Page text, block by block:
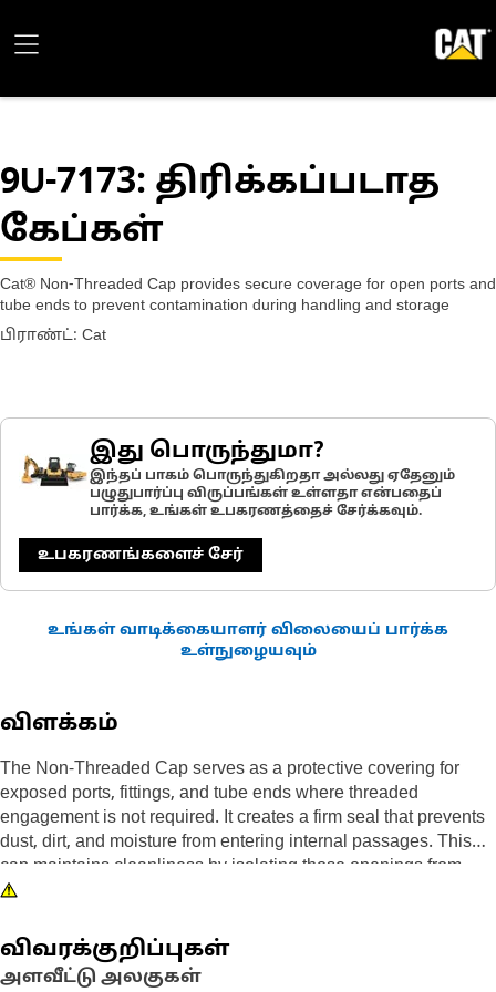
9U-7173: திரிக்கப்படாத
கேப்கள்
Cat® Non-Threaded Cap provides secure coverage for open ports and
tube ends to prevent contamination during handling and storage
பிராண்ட்: Cat
இது பொருந்துமா?
இந்தப் பாகம் பொருந்துகிறதா அல்லது ஏதேனும்
பழுதுபார்ப்பு விருப்பங்கள் உள்ளதா என்பதைப்
பார்க்க, உங்கள் உபகரணத்தைச் சேர்க்கவும்.
உபகரணங்களைச் சேர்
உங்கள் வாடிக்கையாளர் விலையைப் பார்க்க
உள்நுழையவும்
விளக்கம்
The Non-Threaded Cap serves as a protective covering for
exposed ports, fittings, and tube ends where threaded
engagement is not required. It creates a firm seal that prevents
dust, dirt, and moisture from entering internal passages. This
cap maintains cleanliness by isolating those openings from
surrounding environmental exposure. Its press-fit design allows
service procedures.
விவரக்குறிப்புகள்
அளவீட்டு அலகுகள்